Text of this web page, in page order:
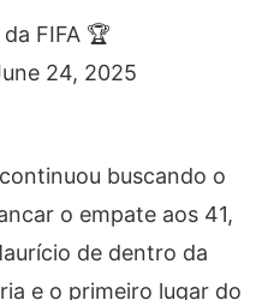
FIFA 🏆
24, 2025
buscando o
o empate aos 41,
de dentro da
e o primeiro lugar do